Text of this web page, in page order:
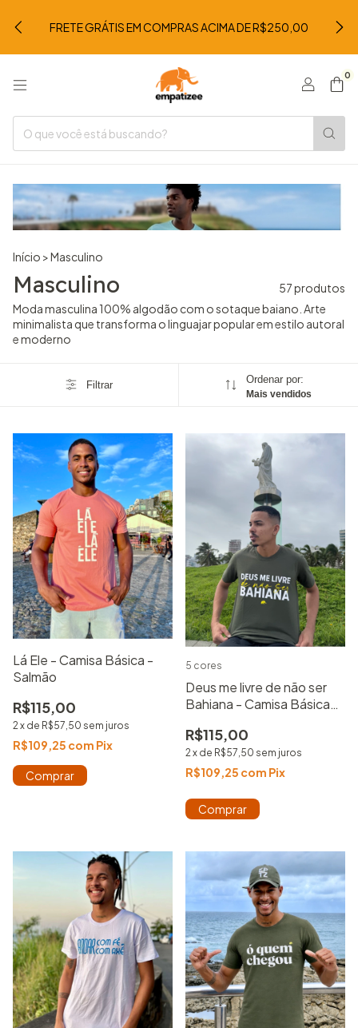
FRETE GRÁTIS EM COMPRAS ACIMA DE R$250,00
0
Início >Masculino
Masculino
57 produtos
Moda masculina 100% algodão com o sotaque baiano. Arte
minimalista que transforma o linguajar popular em estilo autoral
e moderno
Filtrar Ordenar por:
Mais vendidos
Lá Ele - Camisa Básica -
Salmão
R$115,00
2x de R$57,50 sem juros
R$109,25 com Pix
Comprar
Deus me livre de não ser
Bahiana - Camisa Básica
R$115,00
2 x de R$57,50 sem juros
R$109,25 com Pix
5 cores
Comprar